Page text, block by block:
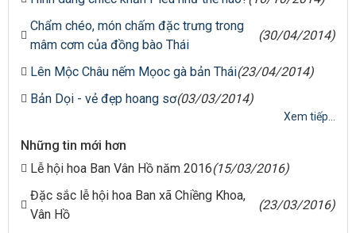
Chẩm chéo, món chấm đặc trưng trong
mâm cơm của đồng bào Thái
(30/04/2014)
Lên Mộc Châu nếm Mọoc gà bản Thái(23/04/2014)
Bản Dọi - vẻ đẹp hoang sơ(03/03/2014)
Xem tiếp...
Những tin mới hơn
Lễ hội hoa Ban Vân Hồ năm 2016(15/03/2016)
Đặc sắc lễ hội hoa Ban xã Chiềng Khoa,
Vân Hồ
(23/03/2016)